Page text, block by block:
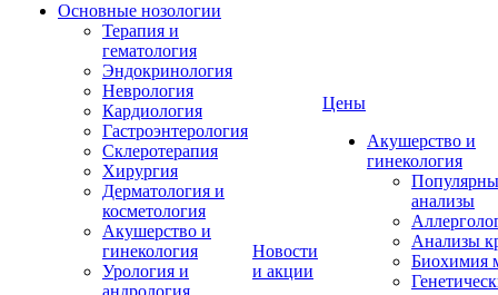
Основные нозологии
Терапия и
гематология
Эндокринология
Неврология
Кардиология
Гастроэнтерология
Склеротерапия
Хирургия
Дерматология и
косметология
Акушерство и
гинекология
Урология и
андрология
Новости
и акции
Цены
Акушерство и
гинекология
анализы
Анализы
Биохимия